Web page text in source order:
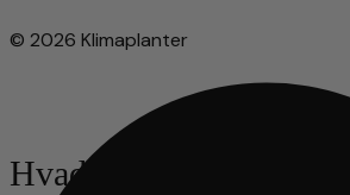
© 2026 Klimaplanter
Hvad leder du efter?